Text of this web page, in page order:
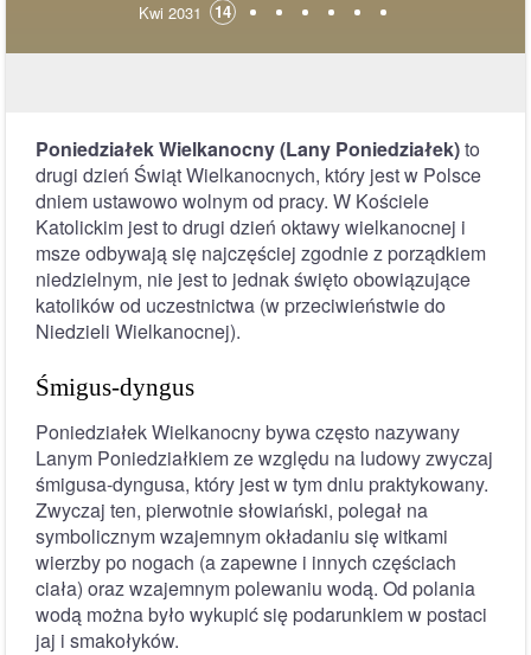
Kwi 2031
14
Poniedziałek Wielkanocny (Lany Poniedziałek)to
drugi dzień Świąt Wielkanocnych, który jest w Polsce
dniem ustawowo wolnym od pracy. W Kościele
Katolickim jest to drugi dzień oktawy wielkanocnej i
msze odbywają się najczęściej zgodnie z porządkiem
niedzielnym, nie jest to jednak święto obowiązujące
katolików od uczestnictwa (w przeciwieństwie do
Niedzieli Wielkanocnej).
Śmigus-dyngus
Poniedziałek Wielkanocny bywa często nazywany
Lanym Poniedziałkiem ze względu na ludowy zwyczaj
śmigusa-dyngusa, który jest w tym dniu praktykowany.
Zwyczaj ten, pierwotnie słowiański, polegał na
symbolicznym wzajemnym okładaniu się witkami
wierzby po nogach (a zapewne i innych częściach
ciała) oraz wzajemnym polewaniu wodą. Od polania
wodą można było wykupić się podarunkiem w postaci
jaj i smakołyków.